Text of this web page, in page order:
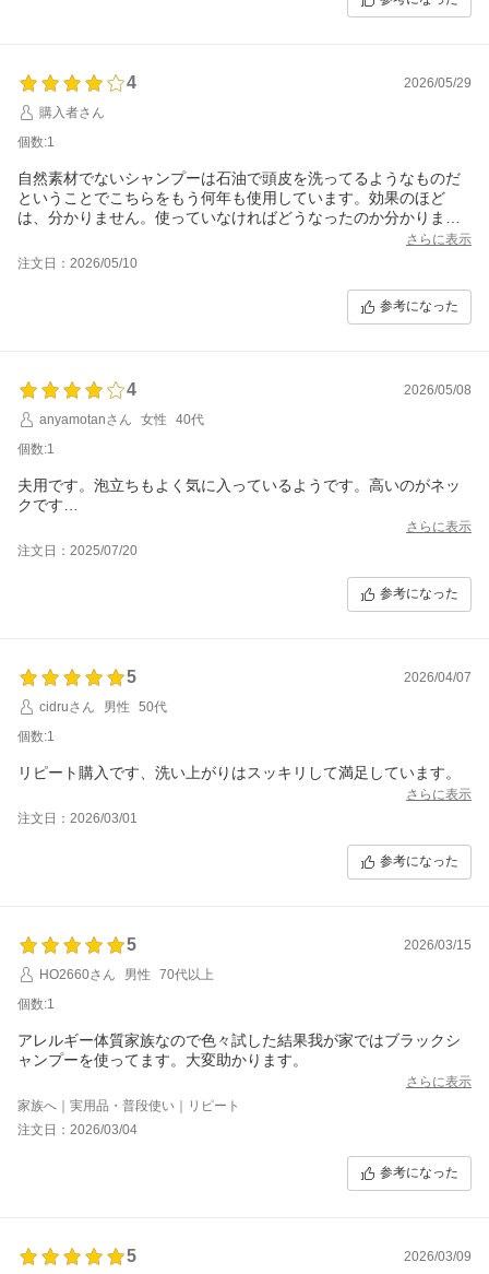
4
2026/05/29
購入者さん
個数:1
自然素材でないシャンプーは石油で頭皮を洗ってるようなものだ
ということでこちらをもう何年も使用しています。効果のほど
は、分かりません。使っていなければどうなったのか分かりませ
さらに表示
注文日：2026/05/10
参考になった
4
2026/05/08
anyamotanさん
女性
40代
個数:1
夫用です。泡立ちもよく気に入っているようです。高いのがネッ
クです…
さらに表示
注文日：2025/07/20
参考になった
5
2026/04/07
cidruさん
男性
50代
個数:1
リピート購入です、洗い上がりはスッキリして満足しています。
さらに表示
注文日：2026/03/01
参考になった
5
2026/03/15
HO2660さん
男性
70代以上
個数:1
アレルギー体質家族なので色々試した結果我が家ではブラックシ
ャンプーを使ってます。大変助かります。
さらに表示
家族へ｜実用品・普段使い｜リピート
注文日：2026/03/04
参考になった
5
2026/03/09